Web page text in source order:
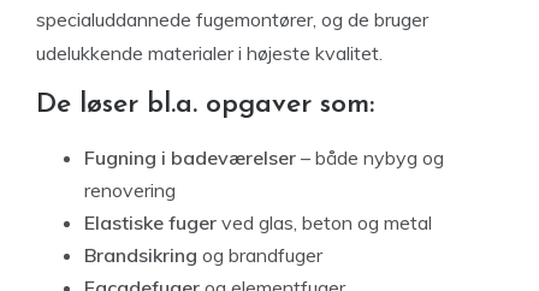
specialuddannede fugemontører, og de bruger
udelukkende materialer i højeste kvalitet.
De løser bl.a. opgaver som:
Fugning i badeværelser – både nybyg og
renovering
Elastiske fuger ved glas, beton og metal
Brandsikring og brandfuger